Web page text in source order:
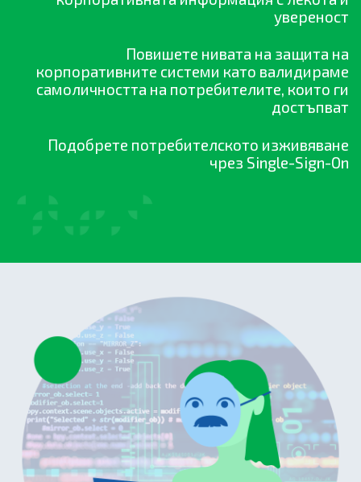
увереност
Повишете нивата на защита на
корпоративните системи като валидираме
самоличността на потребителите, които ги
достъпват
Подобрете потребителското изживяване
чрез Single-Sign-On